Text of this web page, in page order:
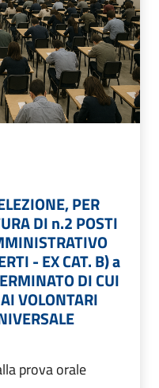
PER
DI n.2 POSTI
- EX CAT. B) a
DI CUI
VOLONTARI
prova orale